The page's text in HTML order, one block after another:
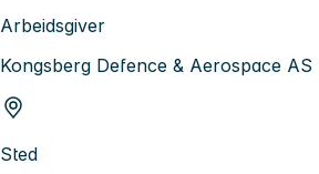
Arbeidsgiver
Kongsberg Defence & Aerospace AS
Sted